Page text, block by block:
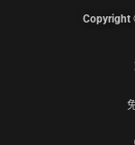
Copyright